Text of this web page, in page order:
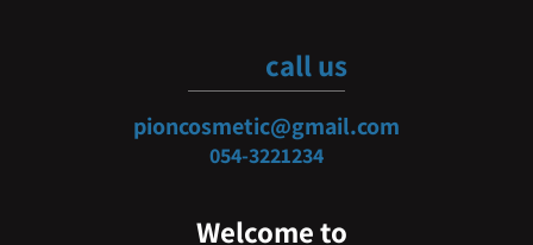
call us
pioncosmetic@gmail.com
054-3221234
Welcome to